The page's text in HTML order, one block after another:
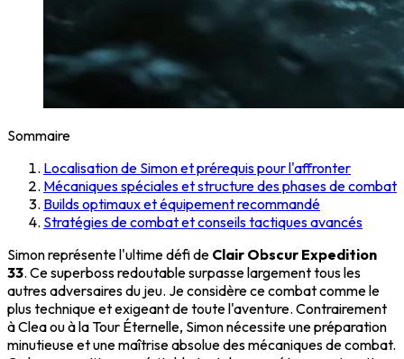
Sommaire
Localisation de Simon et prérequis pour l'affronter
Mécaniques spéciales et structure des phases de combat
Builds optimaux et équipement recommandé
Stratégies de combat et conseils tactiques avancés
Simon représente l'ultime défi de Clair Obscur Expedition
33. Ce superboss redoutable surpasse largement tous les
autres adversaires du jeu. Je considère ce combat comme le
plus technique et exigeant de toute l'aventure. Contrairement
à Clea ou à la Tour Éternelle, Simon nécessite une préparation
minutieuse et une maîtrise absolue des mécaniques de combat.